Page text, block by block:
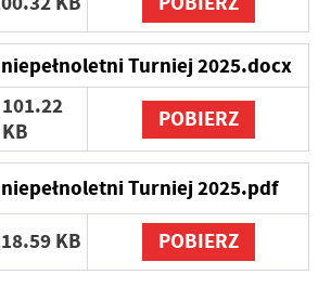
Turniej 2025.docx
101.22
KB
POBIERZ
Turniej 2025.pdf
KB POBIERZ